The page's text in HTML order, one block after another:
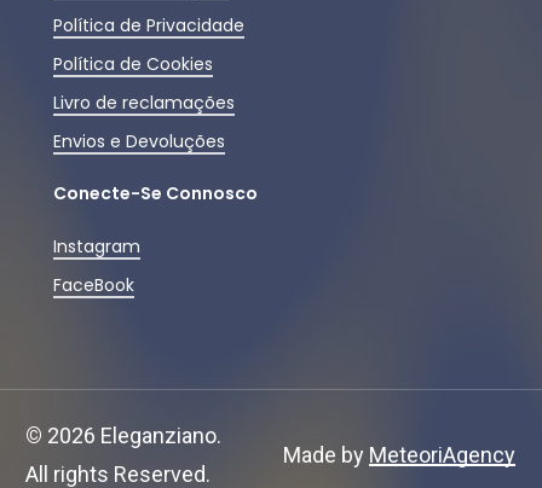
Ver Carrinho Finalizar Compras
Política de Privacidade
Política de Cookies
Livro de reclamações
Envios e Devoluções
Conecte-Se Connosco
Instagram
FaceBook
© 2026 Eleganziano.
All rights Reserved.
Made by MeteoriAgency